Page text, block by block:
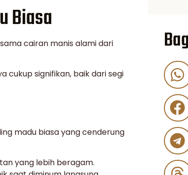
Biasa
cairan manis alami dari
cukup signifikan, baik dari segi
madu biasa yang cenderung
yang lebih beragam.